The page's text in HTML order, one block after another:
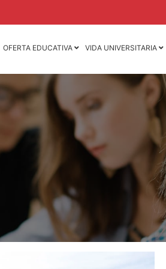
OFERTA EDUCATIVA
Licenciatura en
Contaduría Pública y
Finanzas
Licenciatura en Derecho
Licenciatura en
Administración de
Licenciatura en
Negocios Internacionales
Licenciatura en Nutrición
Licenciatura en
Psicología
de
VIDA UNIVERSITARIA